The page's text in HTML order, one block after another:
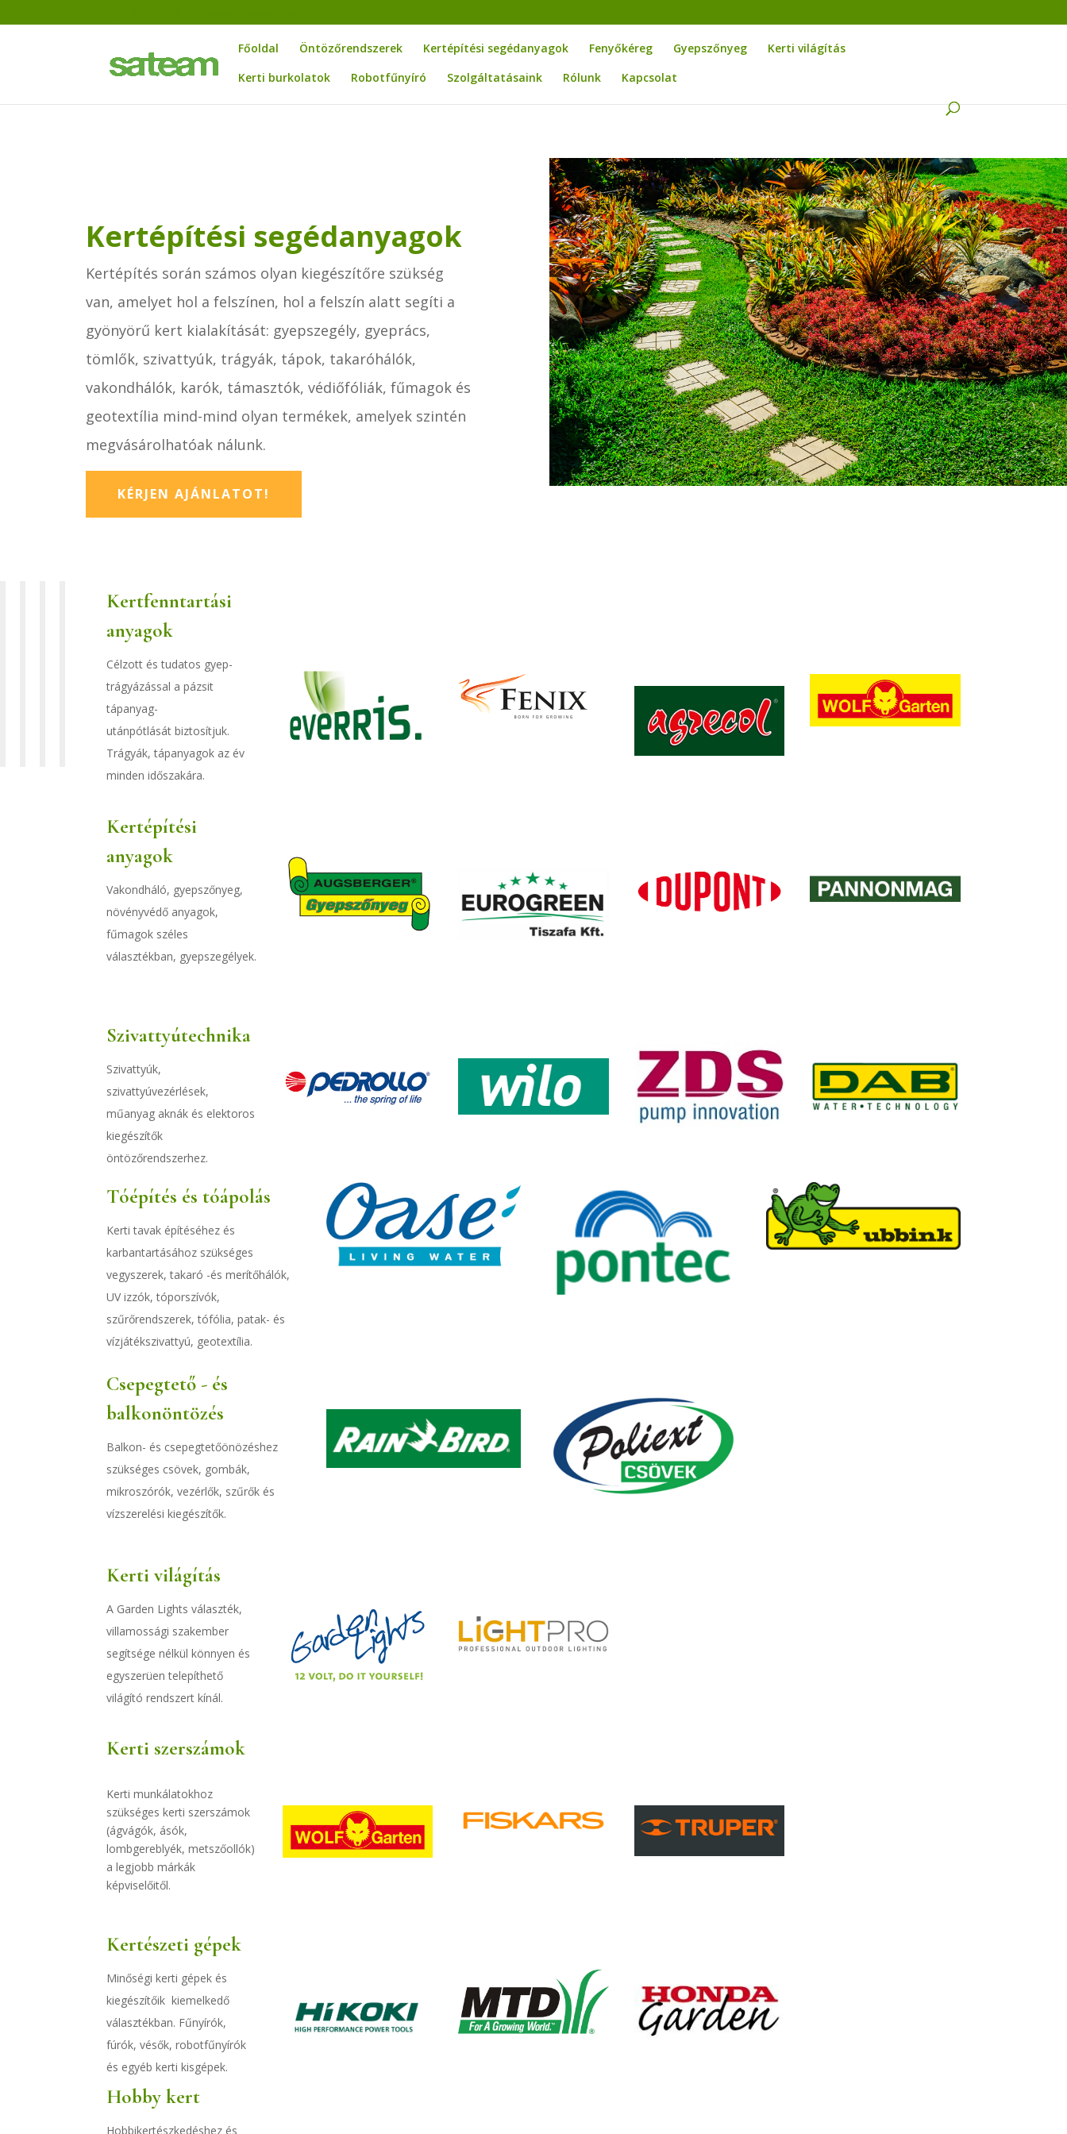
Főoldal Öntözőrendszerek Kertépítési segédanyagok Fenyőkéreg Gyepszőnyeg
Kerti világítás
Kerti burkolatok
Robotfűnyíró Szolgáltatásaink Rólunk Kapcsolat
Kertépítési segédanyagok
Kertépítés során számos olyan kiegészítőre szükség
van, amelyet hol a felszínen, hol a felszín alatt segíti a
gyönyörű kert kialakítását: gyepszegély, gyeprács,
tömlők, szivattyúk, trágyák, tápok, takaróhálók,
vakondhálók, karók, támasztók, védiőfóliák, fűmagok és
geotextília mind-mind olyan termékek, amelyek szintén
megvásárolhatóak nálunk.
KÉRJEN AJÁNLATOT!
Kertfenntartási
anyagok
Célzott és tudatos gyep-
trágyázással a pázsit
tápanyag-
utánpótlásátbiztosítjuk.
Trágyák, tápanyagok az év
minden időszakára.
Kertépítési
anyagok
Vakondháló, gyepszőnyeg,
növényvédő anyagok,
fűmagok széles
választékban, gyepszegélyek.
Szivattyútechnika
Szivattyúk,
szivattyúvezérlések,
műanyag aknák és elektoros
kiegészítők
öntözőrendszerhez.
Tóépítés és tóápolás
Kerti tavak építéséhez és
karbantartásához szükséges
vegyszerek, takaró -és merítőhálók,
UV izzók, tóporszívók,
szűrőrendszerek, tófólia, patak- és
vízjátékszivattyú, geotextília.
Csepegtető - és
balkonöntözés
Balkon- és csepegtetőönözéshez
szükséges csövek, gombák,
mikroszórók, vezérlők, szűrők és
vízszerelési kiegészítők.
Kerti világítás
A Garden Lights választék,
villamossági szakember
segítsége nélkül könnyen és
egyszerüen telepíthető
világító rendszert kínál.
Kerti szerszámok
Kerti munkálatokhoz
szükséges kerti szerszámok
(ágvágók, ásók,
lombgereblyék, metszőollók)
a legjobb márkák
képviselőitől.
Kertészeti gépek
Minőségi kerti gépek és
kiegészítőik kiemelkedő
választékban. Fűnyírók,
fúrók, vésők, robotfűnyírók
és egyéb kerti kisgépek.
Hobby kert
Hobbikertészkedéshez és